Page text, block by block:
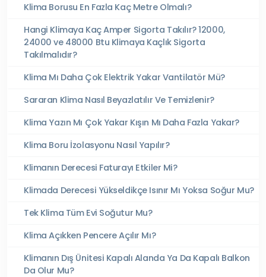
Klima Borusu En Fazla Kaç Metre Olmalı?
Hangi Klimaya Kaç Amper Sigorta Takılır? 12000,
24000 ve 48000 Btu Klimaya Kaçlık Sigorta
Takılmalıdır?
Klima Mı Daha Çok Elektrik Yakar Vantilatör Mü?
Sararan Klima Nasıl Beyazlatılır Ve Temizlenir?
Klima Yazın Mı Çok Yakar Kışın Mı Daha Fazla Yakar?
Klima Boru İzolasyonu Nasıl Yapılır?
Klimanın Derecesi Faturayı Etkiler Mi?
Klimada Derecesi Yükseldikçe Isınır Mı Yoksa Soğur Mu?
Tek Klima Tüm Evi Soğutur Mu?
Klima Açıkken Pencere Açılır Mı?
Klimanın Dış Ünitesi Kapalı Alanda Ya Da Kapalı Balkon
Da Olur Mu?